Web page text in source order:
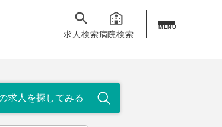
求人検索病院検索
MENU